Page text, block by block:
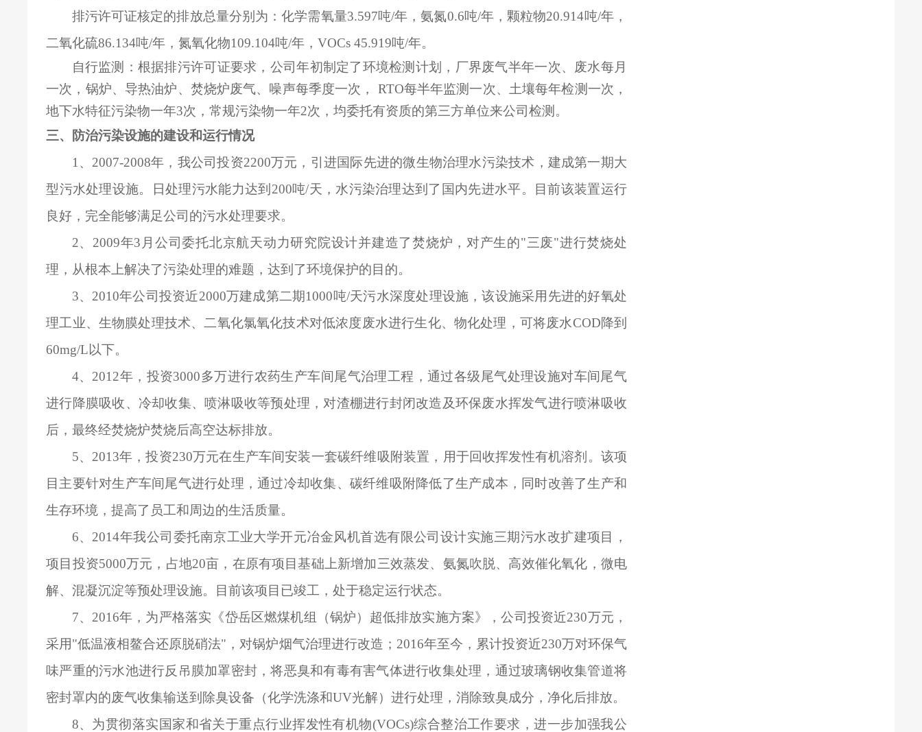
排污许可证核定的排放总量分别为：化学需氧量3.597吨/年，氨氮0.6吨/年，颗粒物20.914吨/年，
二氧化硫86.134吨/年，氮氧化物109.104吨/年，VOCs 45.919吨/年。
自行监测：根据排污许可证要求，公司年初制定了环境检测计划，厂界废气半年一次、废水每月
一次，锅炉、导热油炉、焚烧炉废气、噪声每季度一次， RTO每半年监测一次、土壤每年检测一次，
地下水特征污染物一年3次，常规污染物一年2次，均委托有资质的第三方单位来公司检测。
三、防治污染设施的建设和运行情况
1 、2007-2008年，我公司投资2200万元，引进国际先进的微生物治理水污染技术，建成第一期大
型污水处理设施。日处理污水能力达到200吨/天，水污染治理达到了国内先进水平。目前该装置运行
良好，完全能够满足公司的污水处理要求。
2、2009年3月公司委托北京航天动力研究院设计并建造了焚烧炉，对产生的"三废"进行焚烧处
理，从根本上解决了污染处理的难题，达到了环境保护的目的。
3、2010年公司投资近2000万建成第二期1000吨/天污水深度处理设施，该设施采用先进的好氧处
理工业、生物膜处理技术、二氧化氯氧化技术对低浓度废水进行生化、物化处理，可将废水COD降到
60mg/L以下。
4、2012年，投资3000多万进行农药生产车间尾气治理工程，通过各级尾气处理设施对车间尾气
进行降膜吸收、冷却收集、喷淋吸收等预处理，对渣棚进行封闭改造及环保废水挥发气进行喷淋吸收
后，最终经焚烧炉焚烧后高空达标排放。
5、2013年，投资230万元在生产车间安装一套碳纤维吸附装置，用于回收挥发性有机溶剂。该项
目主要针对生产车间尾气进行处理，通过冷却收集、碳纤维吸附降低了生产成本，同时改善了生产和
生存环境，提高了员工和周边的生活质量。
6、2014年我公司委托南京工业大学开元冶金风机首选有限公司设计实施三期污水改扩建项目，
项目投资5000万元，占地20亩，在原有项目基础上新增加三效蒸发、氨氮吹脱、高效催化氧化，微电
解、混凝沉淀等预处理设施。目前该项目已竣工，处于稳定运行状态。
7、2016年，为严格落实《岱岳区燃煤机组（锅炉）超低排放实施方案》，公司投资近230万元，
采用"低温液相鳌合还原脱硝法"，对锅炉烟气治理进行改造；2016年至今，累计投资近230万对环保气
味严重的污水池进行反吊膜加罩密封，将恶臭和有毒有害气体进行收集处理，通过玻璃钢收集管道将
密封罩内的废气收集输送到除臭设备（化学洗涤和UV光解）进行处理，消除致臭成分，净化后排放。
8、为贯彻落实国家和省关于重点行业挥发性有机物(VOCs)综合整治工作要求，进一步加强我公